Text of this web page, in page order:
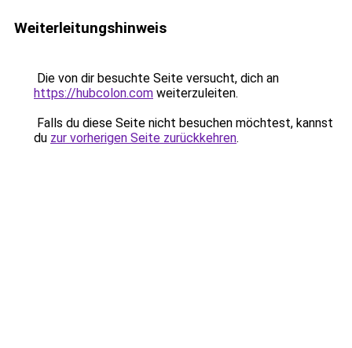
Weiterleitungshinweis
Die von dir besuchte Seite versucht, dich an
https://hubcolon.com weiterzuleiten.
Falls du diese Seite nicht besuchen möchtest, kannst
du zur vorherigen Seite zurückkehren.